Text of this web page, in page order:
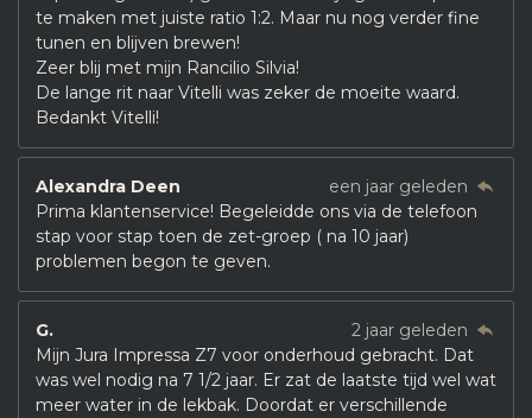
te maken met juiste ratio 1:2. Maar nu nog verder fine
tunen en blijven brewen!
Zeer blij met mijn Rancilio Silvia!
De lange rit naar Vitelli was zeker de moeite waard.
Bedankt Vitelli!
Alexandra Deen
een jaar geleden
Prima klantenservice! Begeleidde ons via de telefoon
stap voor stap toen de zet-groep ( na 10 jaar)
problemen begon te geven.
G.
2 jaar geleden
Mijn Jura Impressa Z7 voor onderhoud gebracht. Dat
was wel nodig na 7 1/2 jaar. Er zat de laatste tijd wel wat
meer water in de lekbak. Doordat er verschillende